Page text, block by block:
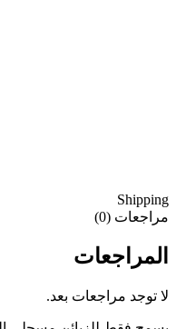
Shipping
مراجعات (0)
المراجعات
لا توجد مراجعات بعد.